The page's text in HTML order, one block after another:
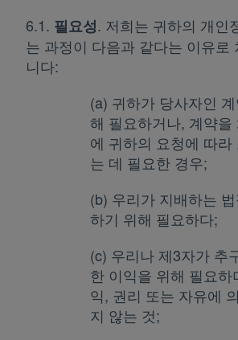
6.1. 필요성. 저희는 귀하의 개인
는 과정이 다음과 같다는 이유로
니다:
(a) 귀하가 당사자인
해 필요하거나, 계약을
에 귀하의 요청에 따
는 데 필요한 경우;
(b) 우리가 지배하는
하기 위해 필요하다;
(c) 우리나 제3자가 추
한 이익을 위해 필요하
익, 권리 또는 자유에
지 않는 것;